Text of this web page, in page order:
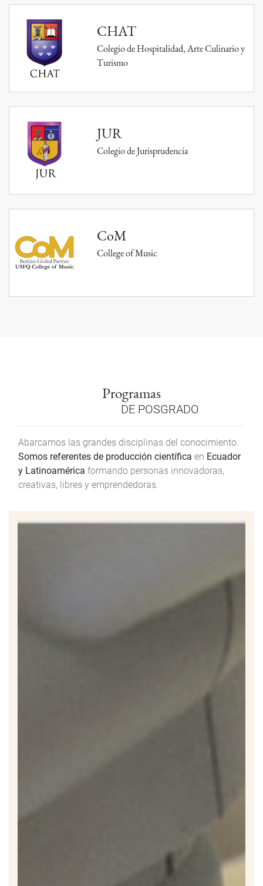
CHAT
Colegio de Hospitalidad, Arte Culinario y
Turismo
JUR
Colegio de Jurisprudencia
CoM
College of Music
Programas
DE POSGRADO
Abarcamos las grandes disciplinas del conocimiento.
Somos referentes de producción científica en Ecuador
y Latinoamérica formando personas innovadoras,
creativas, libres y emprendedoras.